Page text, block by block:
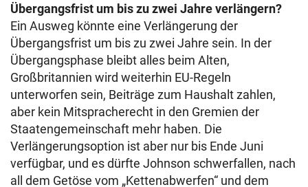
Übergangsfrist um bis zu zwei Jahre verlängern?
Ein Ausweg könnte eine Verlängerung der
Übergangsfrist um bis zu zwei Jahre sein. In der
Übergangsphase bleibt alles beim Alten,
Großbritannien wird weiterhin EU-Regeln
unterworfen sein, Beiträge zum Haushalt zahlen,
aber kein Mitspracherecht in den Gremien der
Staatengemeinschaft mehr haben. Die
Verlängerungsoption ist aber nur bis Ende Juni
verfügbar, und es dürfte Johnson schwerfallen, nach
all dem Getöse vom „Kettenabwerfen“ und dem